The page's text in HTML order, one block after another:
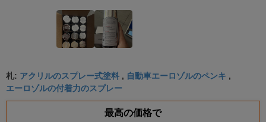
札: アクリルのスプレー式塗料 , 自動車エーロゾルのペンキ ,
エーロゾルの付着力のスプレー
最高の価格で